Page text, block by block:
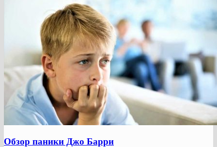
Обзор паники Джо Барри